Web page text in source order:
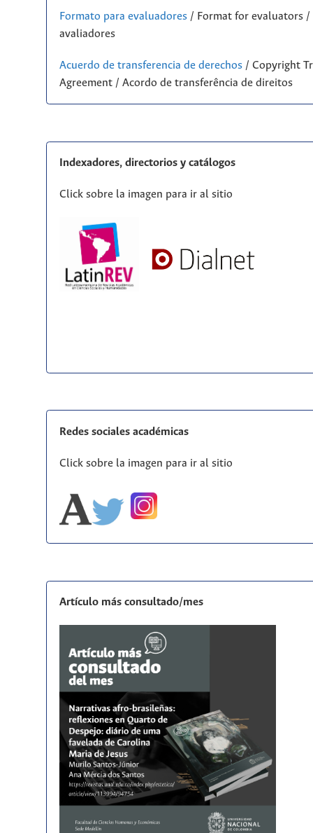
Formato para evaluadores/ Format for evaluators /
avaliadores
Acuerdo de transferencia de derechos/ Copyright
Agreement / Acordo de transferência de direitos
Indexadores, directorios y catálogos
Click sobre la imagen para ir al sitio
Redes sociales académicas
Click sobre la imagen para ir al sitio
Artículo más consultado/mes